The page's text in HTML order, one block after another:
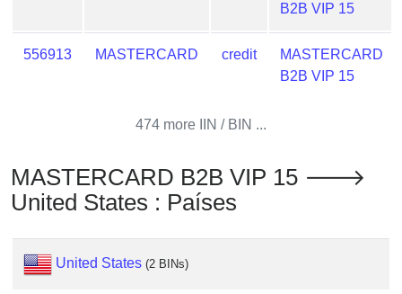
IP
Lookup
Validator
B2B VIP 15
556913 MASTERCARD credit
MASTERCARD
B2B VIP 15
474 more IIN / BIN ...
MASTERCARD B2B VIP 15 🡒
United States : Países
United States (2 BINs)